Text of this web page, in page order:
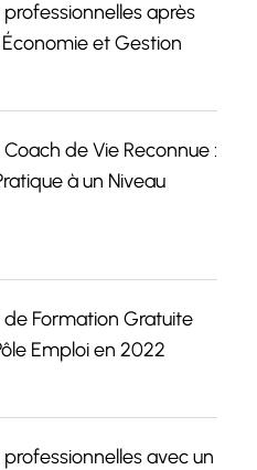
après
et Gestion
de Vie Reconnue :
à un Niveau
Formation Gratuite
Emploi en 2022
avec un